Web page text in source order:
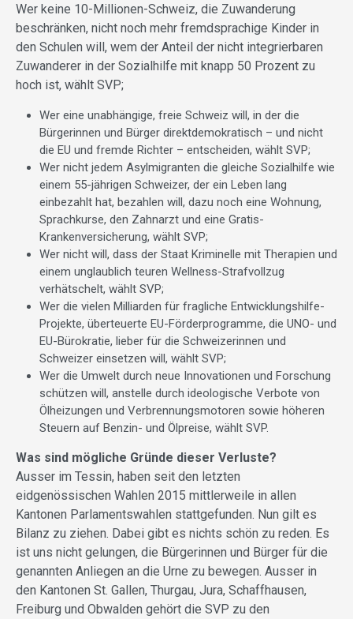
Wer keine 10-Millionen-Schweiz, die Zuwanderung
beschränken, nicht noch mehr fremdsprachige Kinder in
den Schulen will, wem der Anteil der nicht integrierbaren
Zuwanderer in der Sozialhilfe mit knapp 50 Prozent zu
hoch ist, wählt SVP;
Wer eine unabhängige, freie Schweiz will, in der die
Bürgerinnen und Bürger direktdemokratisch – und nicht
die EU und fremde Richter – entscheiden, wählt SVP;
Wer nicht jedem Asylmigranten die gleiche Sozialhilfe wie
einem 55-jährigen Schweizer, der ein Leben lang
einbezahlt hat, bezahlen will, dazu noch eine Wohnung,
Sprachkurse, den Zahnarzt und eine Gratis-
Krankenversicherung, wählt SVP;
Wer nicht will, dass der Staat Kriminelle mit Therapien und
einem unglaublich teuren Wellness-Strafvollzug
verhätschelt, wählt SVP;
Wer die vielen Milliarden für fragliche Entwicklungshilfe-
Projekte, überteuerte EU-Förderprogramme, die UNO- und
EU-Bürokratie, lieber für die Schweizerinnen und
Schweizer einsetzen will, wählt SVP;
Wer die Umwelt durch neue Innovationen und Forschung
schützen will, anstelle durch ideologische Verbote von
Ölheizungen und Verbrennungsmotoren sowie höheren
Steuern auf Benzin- und Ölpreise, wählt SVP.
Was sind mögliche Gründe dieser Verluste?
Ausser im Tessin, haben seit den letzten
eidgenössischen Wahlen 2015 mittlerweile in allen
Kantonen Parlamentswahlen stattgefunden. Nun gilt es
Bilanz zu ziehen. Dabei gibt es nichts schön zu reden. Es
ist uns nicht gelungen, die Bürgerinnen und Bürger für die
genannten Anliegen an die Urne zu bewegen. Ausser in
den Kantonen St. Gallen, Thurgau, Jura, Schaffhausen,
Freiburg und Obwalden gehört die SVP zu den